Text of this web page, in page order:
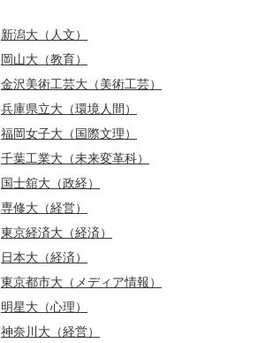
新潟大（人文）
岡山大（教育）
金沢美術工芸大（美術工芸）
兵庫県立大（環境人間）
福岡女子大（国際文理）
千葉工業大（未来変革科）
国士舘大（政経）
専修大（経営）
東京経済大（経済）
日本大（経済）
東京都市大（メディア情報）
明星大（心理）
神奈川大（経営）